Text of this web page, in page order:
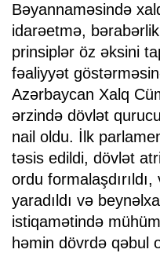
Bəyannaməsində
idarəetmə,
prinsiplər öz əksini
fəaliyyət
Azərbaycan Xalq
ərzində dövlət
nail oldu. İlk
təsis edildi, dövlət
ordu
yaradıldı və
istiqamətində
həmin dövrdə qəbul